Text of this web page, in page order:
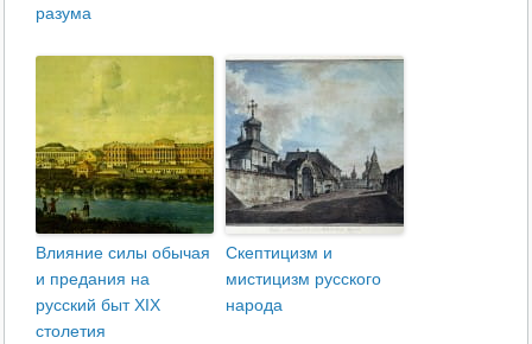
разума
Влияние силы обычая
и предания на
русский быт XIX
столетия
Скептицизм и
мистицизм русского
народа